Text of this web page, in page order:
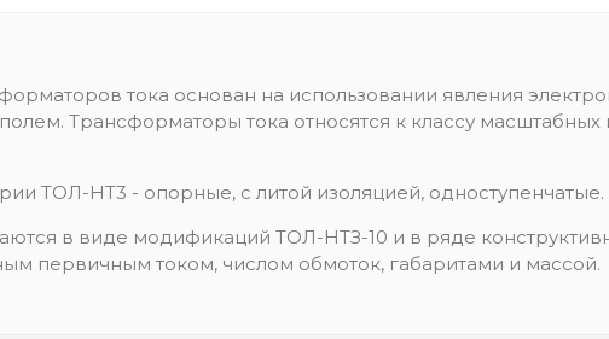
тока основан на использовании явления
Трансформаторы тока относятся к классу
TOЛ-HT3 - опорные, с литой изоляцией, одноступенчатые.
в виде модификаций ТОЛ-НТЗ-10 и в ряде
первичным током, числом обмоток, габаритами и массой.